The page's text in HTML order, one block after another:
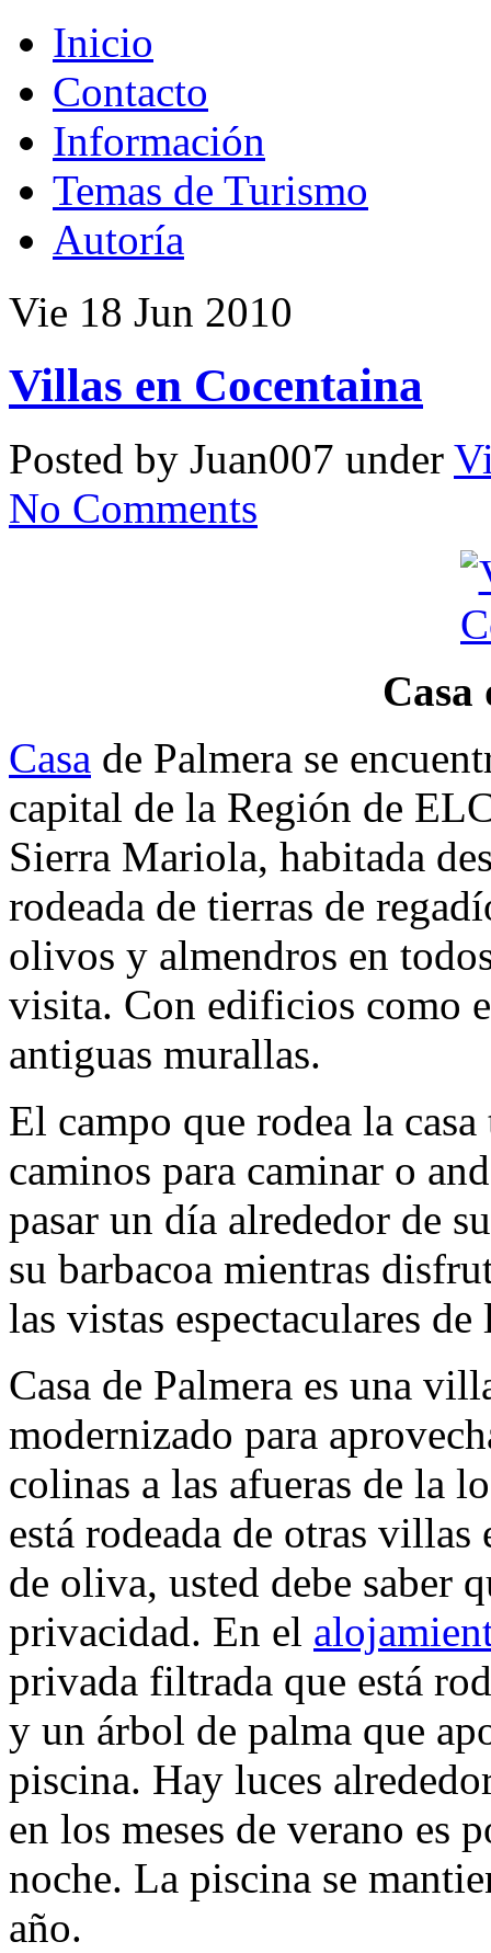
Inicio
Contacto
Información
Temas de Turismo
Autoría
Vie 18 Jun 2010
Villas en Cocentaina
Posted by Juan007 under
No Comments
Casa
Casa de Palmera se
capital de la Región de
Sierra Mariola, habitada
rodeada de tierras de
olivos y almendros en
visita. Con edificios como
antiguas murallas.
El campo que rodea la
caminos para caminar o
pasar un día alrededor de
su barbacoa mientras
las vistas espectaculares
Casa de Palmera es una
modernizado para
colinas a las afueras de la
está rodeada de otras
de oliva, usted debe saber
privacidad. En el
privada filtrada que está
y un árbol de palma que
piscina. Hay luces
en los meses de verano es
noche. La piscina se
año.